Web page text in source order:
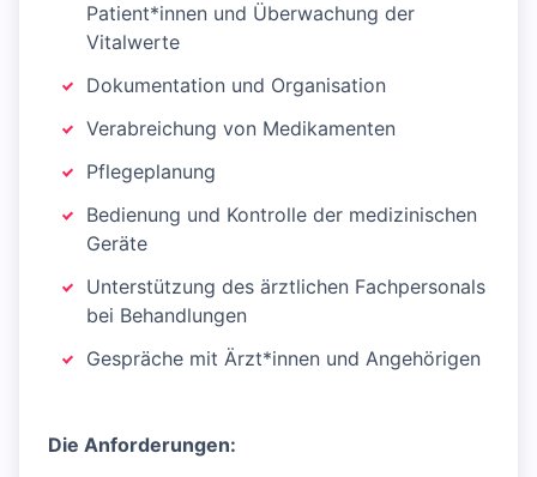
Patient*innen und Überwachung der
Vitalwerte
Dokumentation und Organisation
Verabreichung von Medikamenten
Pflegeplanung
Bedienung und Kontrolle der medizinischen
Geräte
Unterstützung des ärztlichen Fachpersonals
bei Behandlungen
Gespräche mit Ärzt*innen und Angehörigen
Die Anforderungen: